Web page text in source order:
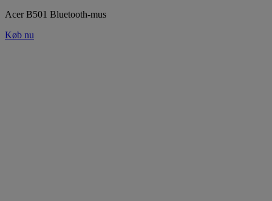
Acer B501 Bluetooth-mus
Køb nu